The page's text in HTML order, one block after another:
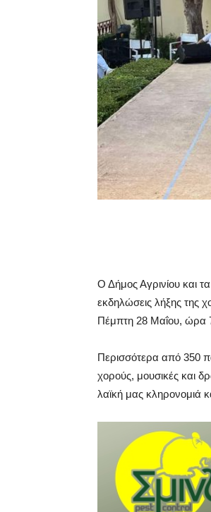
Ο Δήμος Αγρινίου και
εκδηλώσεις λήξης της
Πέμπτη 28 Μαΐου, ώρα
Περισσότερα από 350
χορούς, μουσικές και
λαϊκή μας κληρονομιά